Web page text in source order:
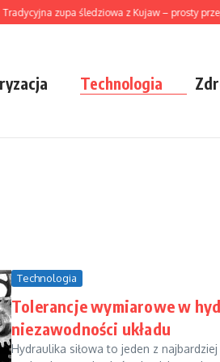
zupa śledziowa z Kujaw – prosty
Technologia
Technologia
Tolerancje wymiarowe w
niezawodności układu
Hydraulika siłowa to jeden z